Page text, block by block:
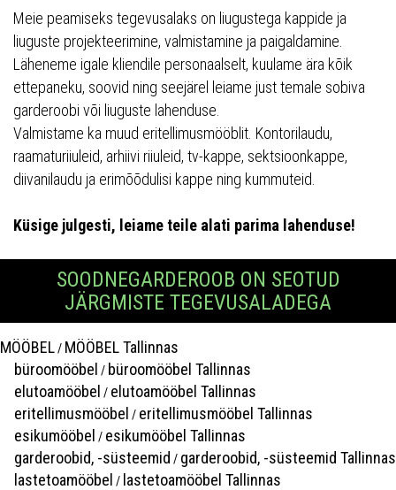
Meie peamiseks tegevusalaks on liugustega kappide ja
liuguste projekteerimine, valmistamine ja paigaldamine.
Läheneme igale kliendile personaalselt, kuulame ära kõik
ettepaneku, soovid ning seejärel leiame just temale sobiva
garderoobi või liuguste lahenduse.
Valmistame ka muud eritellimusmööblit. Kontorilaudu,
raamaturiiuleid, arhiivi riiuleid, tv-kappe, sektsioonkappe,
diivanilaudu ja erimõõdulisi kappe ning kummuteid.
Küsige julgesti, leiame teile alati parima lahenduse!
SOODNEGARDEROOB ON SEOTUD
JÄRGMISTE TEGEVUSALADEGA
MÖÖBEL/ MÖÖBEL Tallinnas
büroomööbel / büroomööbel Tallinnas
elutoamööbel / elutoamööbel Tallinnas
eritellimusmööbel / eritellimusmööbel Tallinnas
esikumööbel / esikumööbel Tallinnas
garderoobid, -süsteemid / garderoobid, -süsteemid Tallinnas
lastetoamööbel / lastetoamööbel Tallinnas